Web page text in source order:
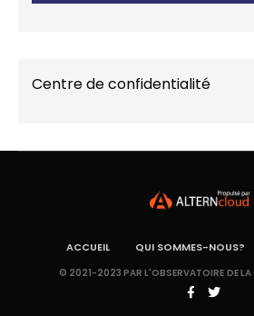
Centre de confidentialité
ACCUEIL QUI SOMMES-NOUS?
© 2021-2023 PAR L'OBSERVATOIRE DE